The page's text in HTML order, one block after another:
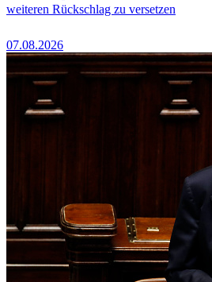
weiteren Rückschlag zu versetzen
07.08.2026